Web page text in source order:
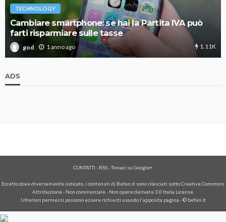
TECHNOLOGY
Cambiare smartphone: se hai la Partita IVA può
farti risparmiare sulle tasse
god 1 anno ago 1.11K
ADS
CONTATTI - RSS-Trovaci su Google+
Eccetto dove diversamente indicato, i contenuti di Befan.it sono rilasciati sotto Creative Commons
Attribuzione - Non commerciale - Non opere derivate 3.0 Italia License.
Ulteriori permessi possono essere richiesti usando l'apposita pagina - © befan.it